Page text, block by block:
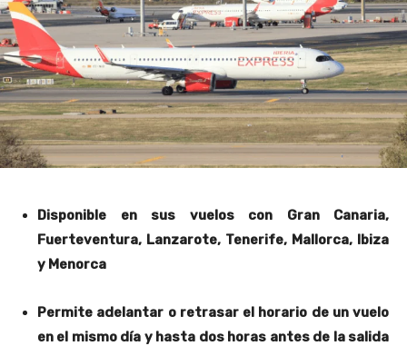
Disponible en sus vuelos con Gran Canaria,
Fuerteventura, Lanzarote, Tenerife, Mallorca, Ibiza
y Menorca
Permite adelantar o retrasar el horario de un vuelo
en el mismo día y hasta dos horas antes de la salida